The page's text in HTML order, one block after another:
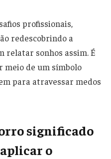
profissionais,
redescobrindo a
relatar sonhos assim. É
meio de um símbolo
para atravessar medos
significado
o